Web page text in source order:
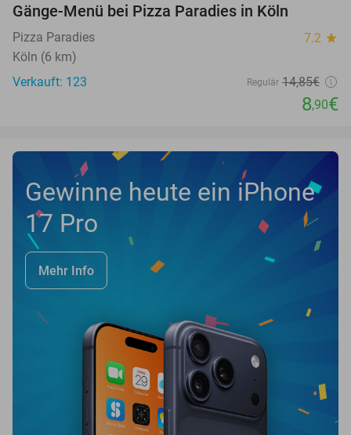
Gänge-Menü bei Pizza Paradies in Köln
Pizza Paradies 7.2 star
Köln (6 km)
Verkauft: 123
Regulär 14,85€
8,90€
Gewinne heute ein iPhone
17 Pro
Mehr Info